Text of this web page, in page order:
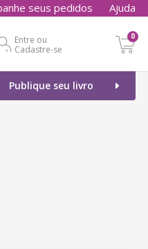
seus pedidos Ajuda
Entre ou
Cadastre-se
0
Publique seu livro